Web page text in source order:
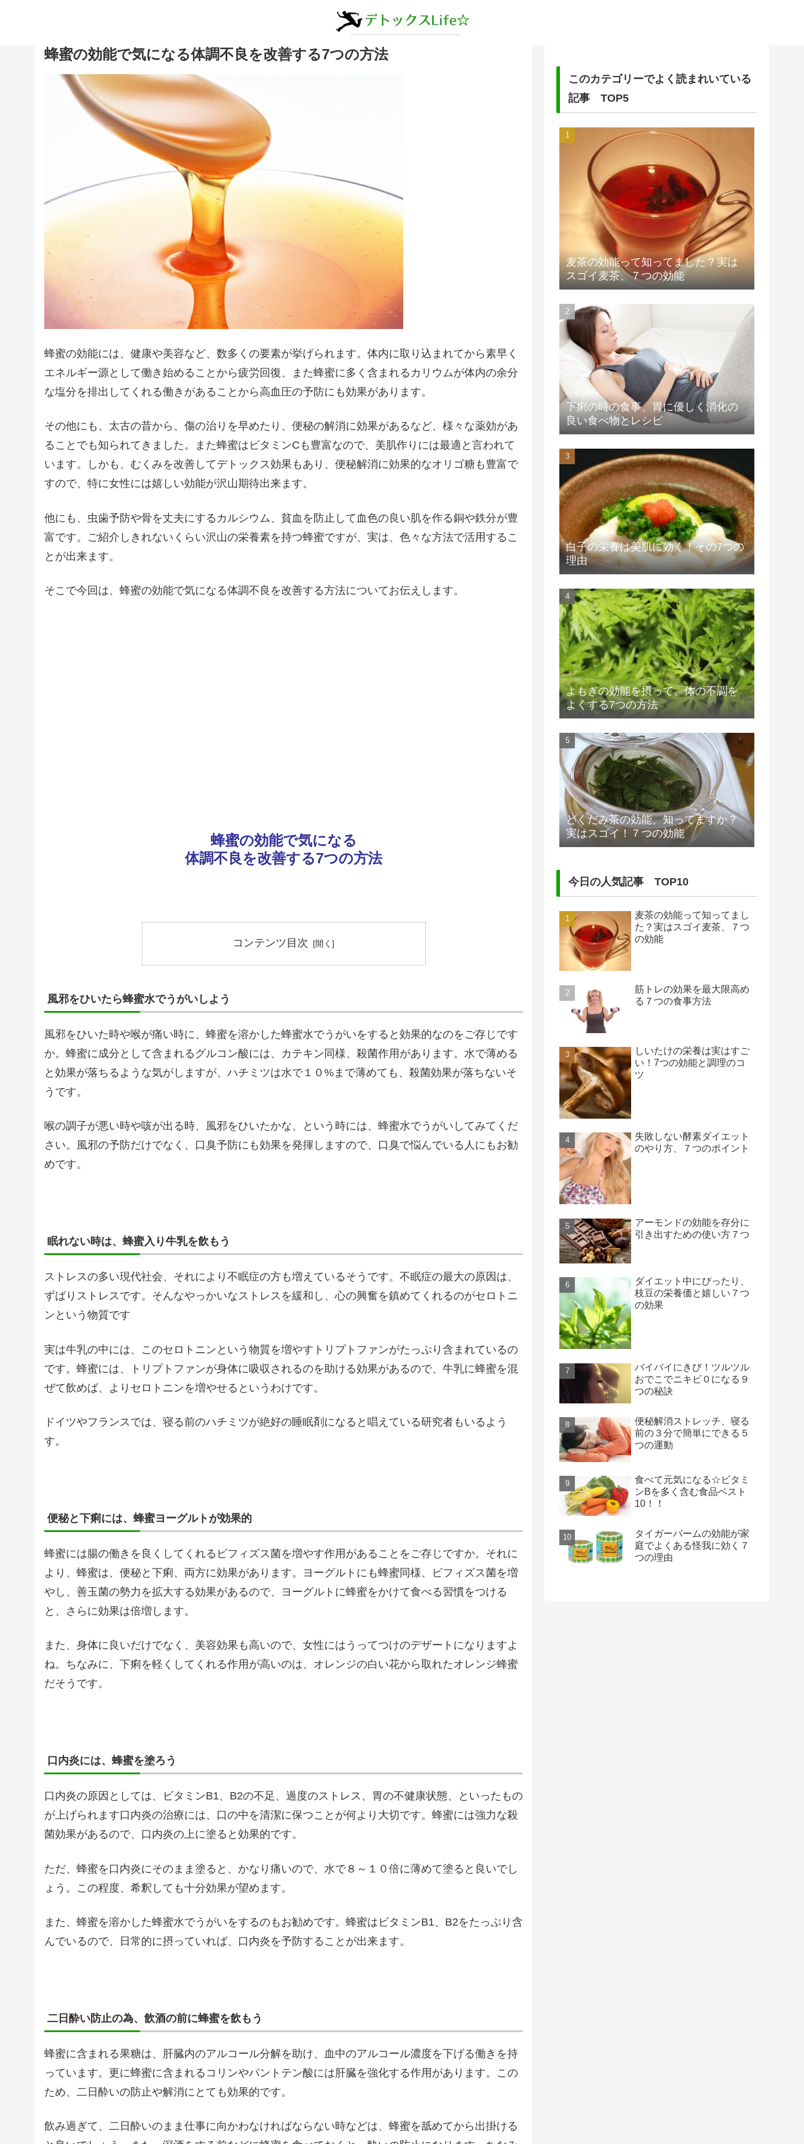
蜂蜜の効能で気になる体調不良を改善する7つの方法
蜂蜜の効能には、健康や美容など、数多くの要素が挙げられます。体内に取り込まれてから素早く
エネルギー源として働き始めることから疲労回復、また蜂蜜に多く含まれるカリウムが体内の余分
な塩分を排出してくれる働きがあることから高血圧の予防にも効果があります。
その他にも、太古の昔から、傷の治りを早めたり、便秘の解消に効果があるなど、様々な薬効があ
ることでも知られてきました。また蜂蜜はビタミンCも豊富なので、美肌作りには最適と言われて
います。しかも、むくみを改善してデトックス効果もあり、便秘解消に効果的なオリゴ糖も豊富で
すので、特に女性には嬉しい効能が沢山期待出来ます。
他にも、虫歯予防や骨を丈夫にするカルシウム、貧血を防止して血色の良い肌を作る銅や鉄分が豊
富です。ご紹介しきれないくらい沢山の栄養素を持つ蜂蜜ですが、実は、色々な方法で活用するこ
とが出来ます。
そこで今回は、蜂蜜の効能で気になる体調不良を改善する方法についてお伝えします。
蜂蜜の効能で気になる
体調不良を改善する7つの方法
コンテンツ目次
風邪をひいたら蜂蜜水でうがいしよう
風邪をひいた時や喉が痛い時に、蜂蜜を溶かした蜂蜜水でうがいをすると効果的なのをご存じです
か。蜂蜜に成分として含まれるグルコン酸には、カテキン同様、殺菌作用があります。水で薄める
と効果が落ちるような気がしますが、ハチミツは水で１０%まで薄めても、殺菌効果が落ちないそ
うです。
喉の調子が悪い時や咳が出る時、風邪をひいたかな、という時には、蜂蜜水でうがいしてみてくだ
さい。風邪の予防だけでなく、口臭予防にも効果を発揮しますので、口臭で悩んでいる人にもお勧
めです。
眠れない時は、蜂蜜入り牛乳を飲もう
ストレスの多い現代社会、それにより不眠症の方も増えているそうです。不眠症の最大の原因は、
ずばりストレスです。そんなやっかいなストレスを緩和し、心の興奮を鎮めてくれるのがセロトニ
ンという物質です
実は牛乳の中には、このセロトニンという物質を増やすトリプトファンがたっぷり含まれているの
です。蜂蜜には、トリプトファンが身体に吸収されるのを助ける効果があるので、牛乳に蜂蜜を混
ぜて飲めば、よりセロトニンを増やせるというわけです。
ドイツやフランスでは、寝る前のハチミツが絶好の睡眠剤になると唱えている研究者もいるよう
す。
便秘と下痢には、蜂蜜ヨーグルトが効果的
蜂蜜には腸の働きを良くしてくれるビフィズス菌を増やす作用があることをご存じですか。それに
より、蜂蜜は、便秘と下痢、両方に効果があります。ヨーグルトにも蜂蜜同様、ビフィズス菌を増
やし、善玉菌の勢力を拡大する効果があるので、ヨーグルトに蜂蜜をかけて食べる習慣をつける
と、さらに効果は倍増します。
また、身体に良いだけでなく、美容効果も高いので、女性にはうってつけのデザートになりますよ
ね。ちなみに、下痢を軽くしてくれる作用が高いのは、オレンジの白い花から取れたオレンジ蜂蜜
だそうです。
口内炎には、蜂蜜を塗ろう
口内炎の原因としては、ビタミンB1、B2の不足、過度のストレス、胃の不健康状態、といったもの
が上げられます口内炎の治療には、口の中を清潔に保つことが何より大切です。蜂蜜には強力な殺
菌効果があるので、口内炎の上に塗ると効果的です。
ただ、蜂蜜を口内炎にそのまま塗ると、かなり痛いので、水で８～１０倍に薄めて塗ると良いでし
ょう。この程度、希釈しても十分効果が望めます。
また、蜂蜜を溶かした蜂蜜水でうがいをするのもお勧めです。蜂蜜はビタミンB1、B2をたっぷり含
んでいるので、日常的に摂っていれば、口内炎を予防することが出来ます。
二日酔い防止の為、飲酒の前に蜂蜜を飲もう
蜂蜜に含まれる果糖は、肝臓内のアルコール分解を助け、血中のアルコール濃度を下げる働きを持
っています。更に蜂蜜に含まれるコリンやパントテン酸には肝臓を強化する作用があります。この
ため、二日酔いの防止や解消にとても効果的です。
飲み過ぎて、二日酔いのまま仕事に向かわなければならない時などは、蜂蜜を舐めてから出掛ける
このカテゴリーでよく読まれいている
記事 TOP5
麦茶の効能って知ってました？実は
スゴイ麦茶、７つの効能
下痢の時の食事、胃に優しく消化の
良い食べ物とレシピ
白子の栄養は美肌に効く！その7つの
理由
よもぎの効能を摂って、体の不調を
よくする7つの方法
どくだみ茶の効能、知ってますか？
実はスゴイ！７つの効能
今日の人気記事 TOP10
麦茶の効能って知ってまし
た？実はスゴイ麦茶、７つ
の効能
筋トレの効果を最大限高め
る７つの食事方法
しいたけの栄養は実はすご
い！7つの効能と調理のコ
ツ
失敗しない酵素ダイエット
のやり方、７つのポイント
アーモンドの効能を存分に
引き出すための使い方７つ
ダイエット中にぴったり、
枝豆の栄養価と嬉しい７つ
の効果
バイバイにきび！ツルツル
おでこでニキビ０になる９
つの秘訣
便秘解消ストレッチ、寝る
前の３分で簡単にできる５
つの運動
食べて元気になる☆ビタミ
ンBを多く含む食品ベスト
10！！
タイガーバームの効能が家
庭でよくある怪我に効く７
つの理由